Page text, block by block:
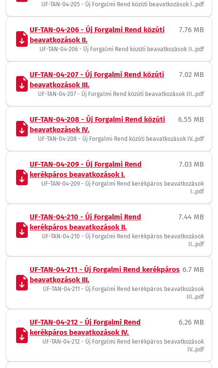
UF-TAN-04-205 - Új Forgalmi Rend közúti beavatkozások I..pdf
UF-TAN-04-206 - Új Forgalmi Rend közúti
beavatkozások II.
7.76 MB
UF-TAN-04-206 - Új Forgalmi Rend közúti beavatkozások II..pdf
UF-TAN-04-207 - Új Forgalmi Rend közúti
beavatkozások III.
7.02 MB
UF-TAN-04-207 - Új Forgalmi Rend közúti beavatkozások III..pdf
UF-TAN-04-208 - Új Forgalmi Rend közúti
beavatkozások IV.
6.55 MB
UF-TAN-04-208 - Új Forgalmi Rend közúti beavatkozások IV..pdf
UF-TAN-04-209 - Új Forgalmi Rend
kerékpáros beavatkozások I.
7.03 MB
UF-TAN-04-209 - Új Forgalmi Rend kerékpáros beavatkozások
I..pdf
UF-TAN-04-210 - Új Forgalmi Rend
kerékpáros beavatkozások II.
7.44 MB
UF-TAN-04-210 - Új Forgalmi Rend kerékpáros beavatkozások
II..pdf
UF-TAN-04-211 - Új Forgalmi Rend kerékpáros
beavatkozások III.
6.7 MB
UF-TAN-04-211 - Új Forgalmi Rend kerékpáros beavatkozások
III..pdf
UF-TAN-04-212 - Új Forgalmi Rend
kerékpáros beavatkozások IV.
6.26 MB
UF-TAN-04-212 - Új Forgalmi Rend kerékpáros beavatkozások
IV..pdf